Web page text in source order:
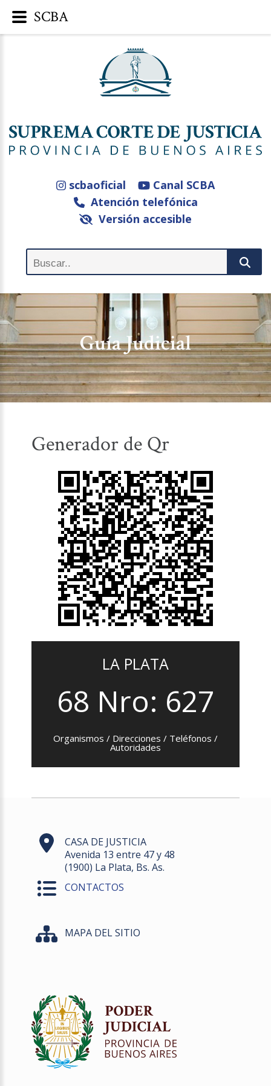
scbaoficial
Canal SCBA
Atención telefónica
Versión accesible
Guía Judicial
Generador de Qr
LA PLATA
68 Nro: 627
Organismos / Direcciones / Teléfonos /
Autoridades
CASA DE JUSTICIA
Avenida 13 entre 47 y 48
(1900) La Plata, Bs. As.
CONTACTOS
MAPA DEL SITIO
SCBA